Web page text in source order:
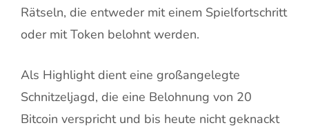
Rätseln, die entweder mit einem Spielfortschritt
oder mit Token belohnt werden.
Als Highlight dient eine großangelegte
Schnitzeljagd, die eine Belohnung von 20
Bitcoin verspricht und bis heute nicht geknackt